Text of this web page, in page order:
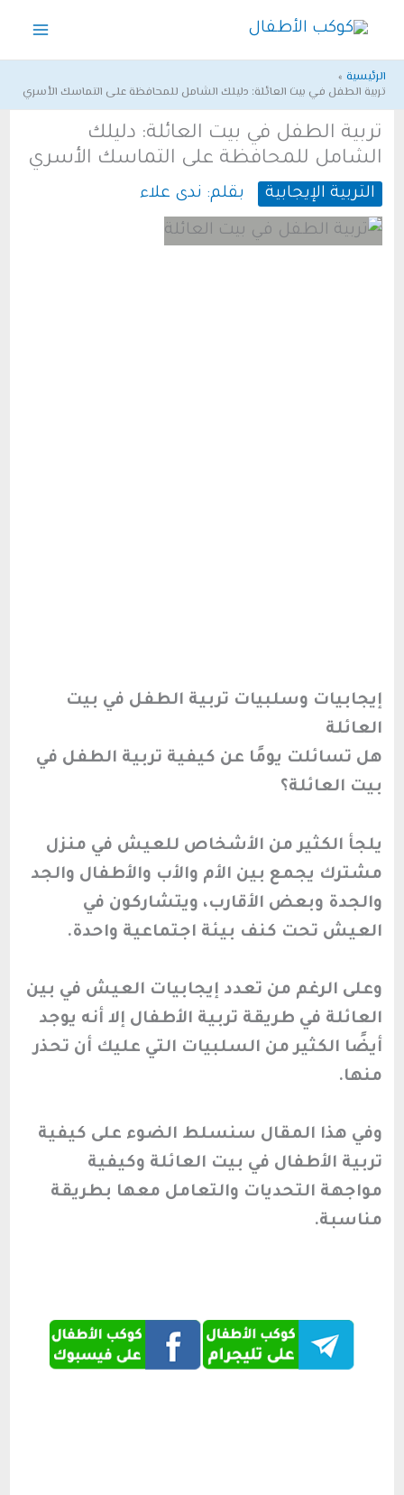
المحتوى
الرئيسية
تربية الطفل في بيت العائلة: دليلك الشامل للمحافظة على التماسك الأسري
تربية الطفل في بيت العائلة: دليلك
الشامل للمحافظة على التماسك الأسري
التربية الإيجابية بقلم: ندى علاء
إيجابيات وسلبيات تربية الطفل في بيت
العائلة
هل تسائلت يومًا عن كيفية تربية الطفل في
بيت العائلة؟
يلجأ الكثير من الأشخاص للعيش في منزل
مشترك يجمع بين الأم والأب والأطفال والجد
والجدة وبعض الأقارب، ويتشاركون في
العيش تحت كنف بيئة اجتماعية واحدة.
وعلى الرغم من تعدد إيجابيات العيش في بين
العائلة في طريقة تربية الأطفال إلا أنه يوجد
أيضًا الكثير من السلبيات التي عليك أن تحذر
منها.
وفي هذا المقال سنسلط الضوء على كيفية
تربية الأطفال في بيت العائلة وكيفية
مواجهة التحديات والتعامل معها بطريقة
مناسبة.